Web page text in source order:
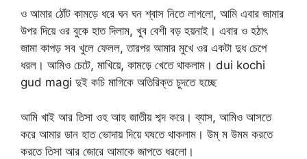
ও আমার ঠোঁট কামড়ে ধরে ঘন ঘন শ্বাস নিতে লাগলো, আমি এবার জামার
উপর দিয়ে ওর বুকে হাত দিলাম, খুব বেশী বড় হয়নাই। এবার ও হঠাৎ
জামা কাপড় সব খুলে ফেলল, তারপর আমার মুখে ওর একটা দুধ চেপে
ধরল। আমিও চেটে, মাখিয়ে, কামড়ে খেতে থাকলাম। dui kochi
gud magi দুই কচি মাগিকে অতিরিক্ত চুদতে হচ্ছে
আমি খাই আর তিসা ওহ আহ জাতীয় শব্দ করে। ব্যাস, আমিও আসতে
করে আমার ডান হাত ভোদায় দিয়ে ঘষতে থাকলাম। উম্ ম উমম করতে
করতে তিসা আর জোরে আমাকে জাপতে ধরলো।